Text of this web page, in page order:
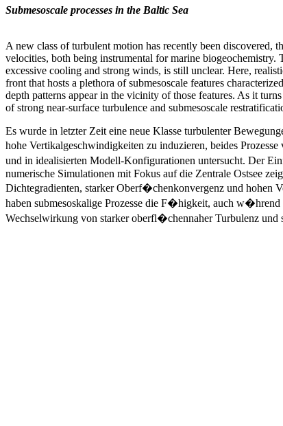
Submesoscale processes in the Baltic Sea
A new class of turbulent motion has recently been discovered,
velocities, both being instrumental for marine
excessive cooling and strong winds, is still unclear. Here,
front that hosts a plethora of submesoscale features
depth patterns appear in the vicinity of those features. As it
of strong near-surface turbulence and submesoscale
Es wurde in letzter Zeit eine neue Klasse turbulenter
hohe Vertikalgeschwindigkeiten zu induzieren, beides
und in idealisierten Modell-Konfigurationen untersucht. Der
numerische Simulationen mit Fokus auf die Zentrale Ostsee
Dichtegradienten, starker Oberf�chenkonvergenz und hohen
haben submesoskalige Prozesse die F�higkeit, auch
Wechselwirkung von starker oberfl�chennaher Turbulenz